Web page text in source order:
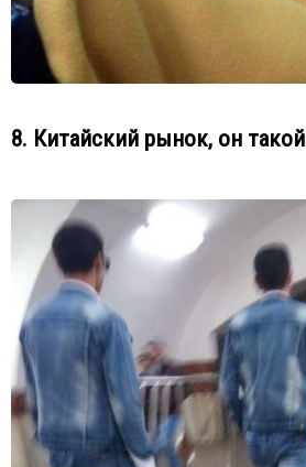
8. Китайский рынок, он такой